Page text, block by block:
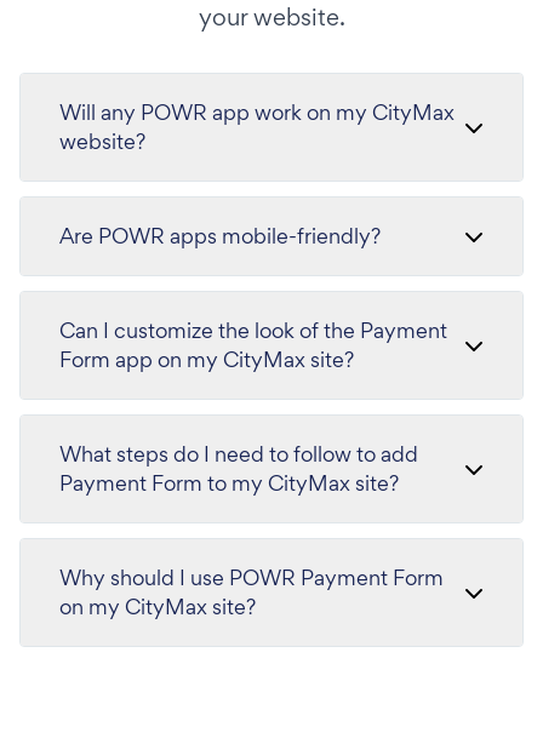
your website.
Will any POWR app work on my CityMax
website?
Are POWR apps mobile-friendly?
Can I customize the look of the Payment
Form app on my CityMax site?
What steps do I need to follow to add
Payment Form to my CityMax site?
Why should I use POWR Payment Form
on my CityMax site?